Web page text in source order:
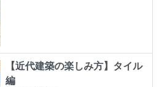
【近代建築の楽しみ方】タイル
編